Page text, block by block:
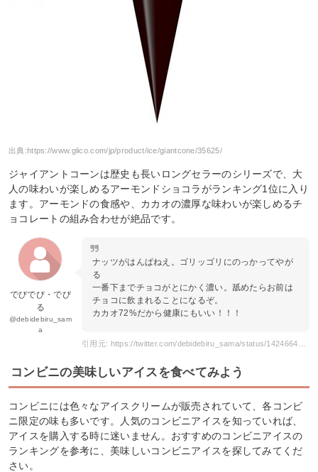
出典:https://www.glico.com/jp/product/ice/giantcone/35625/
ジャイアントコーンは歴史も長いロングセラーのシリーズで、大
人の味わいが楽しめるアーモンドショコラがランキング1位に入り
ます。アーモンドの食感や、カカオの濃厚な味わいが楽しめるチ
ョコレートの組み合わせが絶品です。
でびでび・でび
る
@debidebiru_sam
a
ナッツがはんぱねえ。ゴリッゴリにのっかってやが
る
一番下までチョコがとにかく濃い。舐めたらお前は
チョコに飲まれることになるぞ。
カカオ72%だから健康にもいい！！！
コンビニの美味しいアイスを食べてみよう
コンビニには色々なアイスクリームが販売されていて、各コンビ
ニ限定の味も多いです。人気のコンビニアイスを知っていれば、
アイスを購入する時に迷いません。おすすめのコンビニアイスの
ランキングを参考に、美味しいコンビニアイスを探してみてくだ
さい。